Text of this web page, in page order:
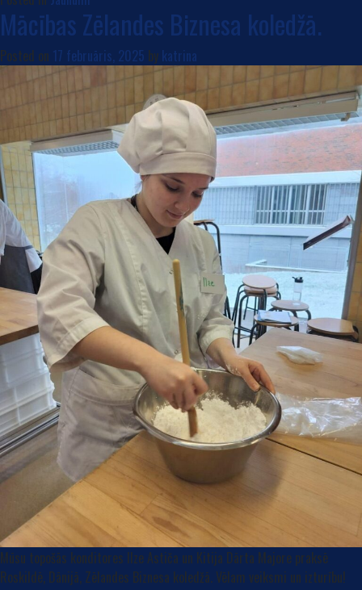
Mācības Zēlandes Biznesa koledžā.
Posted on 17 februāris, 2025 by katrina
Mūsu topošās konditores Ilze Astiča un Kitija Dārta Majore praksē
Roskildē, Dānijā, Zēlandes Biznesa koledžā. Vēlam veiksmi un izturību!